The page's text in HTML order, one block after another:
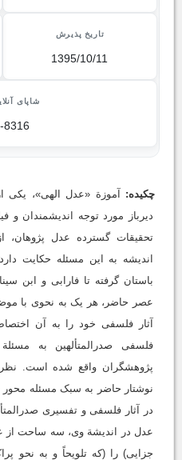
تاریخ پذیرش
1395/10/11
شاپای
8316
چکیده:
آموزة «عدل الهی»،
دیرباز مورد توجه اندیشمندان
تحقیقات گسترده عدل پژوهان،
اندیشه به این مسئله حکایت
باستان گرفته تا فارابی و ابن
عصر حاضر، هر یک به نحوی با
آثار فلسفی خود را به آن
فلسفی صدرالمتألهین به
پژوهشگران واقع شده است.
نوشتار حاضر به سبک مسئله محور
در آثار فلسفی و تفسیری
عدل در اندیشة وی، سه ساحت از
جزایی) را (که تلویحاً و به نحو